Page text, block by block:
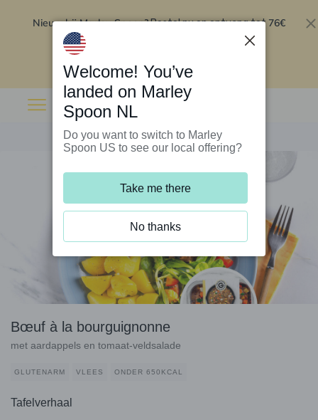
Nieuw bij Marley Spoon?Bestel nu en ontvang tot 76€
Bœuf à la bourguignonne
met aardappels en tomaat-veldsalade
GLUTENARM VLEES ONDER 650KCAL
Tafelverhaal
Welcome! You’ve
landed on Marley
Spoon NL
Do you want to switch to Marley
Spoon US to see our local offering?
Take me there
No thanks